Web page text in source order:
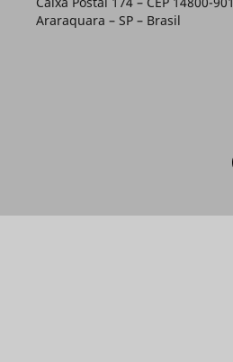
Araraquara – SP – Brasil